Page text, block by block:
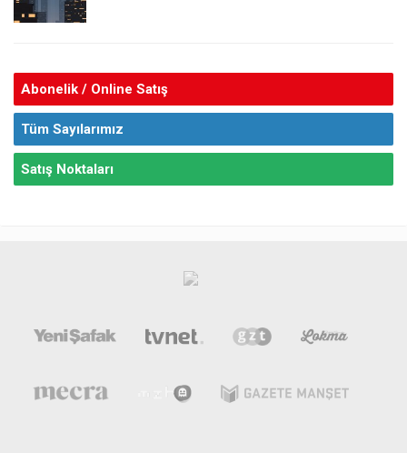
Abonelik / Online Satış
Tüm Sayılarımız
Satış Noktaları